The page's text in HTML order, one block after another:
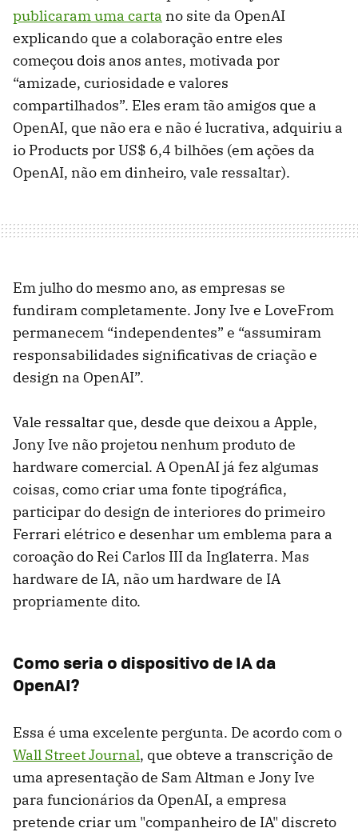
publicaram uma carta no site da OpenAI
explicando que a colaboração entre eles
começou dois anos antes, motivada por
“amizade, curiosidade e valores
compartilhados”. Eles eram tão amigos que a
OpenAI, que não era e não é lucrativa, adquiriu a
io Products por US$ 6,4 bilhões (em ações da
OpenAI, não em dinheiro, vale ressaltar).
Em julho do mesmo ano, as empresas se
fundiram completamente. Jony Ive e LoveFrom
permanecem “independentes” e “assumiram
responsabilidades significativas de criação e
design na OpenAI”.
Vale ressaltar que, desde que deixou a Apple,
Jony Ive não projetou nenhum produto de
hardware comercial. A OpenAI já fez algumas
coisas, como criar uma fonte tipográfica,
participar do design de interiores do primeiro
Ferrari elétrico e desenhar um emblema para a
coroação do Rei Carlos III da Inglaterra. Mas
hardware de IA, não um hardware de IA
propriamente dito.
Como seria o dispositivo de IA da
OpenAI?
Essa é uma excelente pergunta. De acordo com o
Wall Street Journal, que obteve a transcrição de
uma apresentação de Sam Altman e Jony Ive
para funcionários da OpenAI, a empresa
pretende criar um "companheiro de IA" discreto